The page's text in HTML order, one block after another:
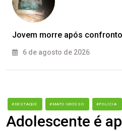
Jovem morre após
6 de agosto de 2026
#DESTAQUE #MATO GROSSO #POLÍCIA
Adolescente é